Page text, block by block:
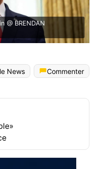
@ BRENDAN
News
Commenter